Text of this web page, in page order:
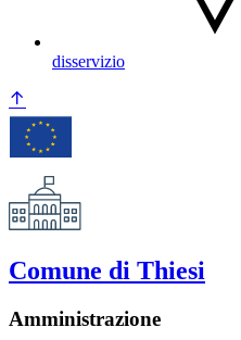
disservizio
Comune di Thiesi
Amministrazione